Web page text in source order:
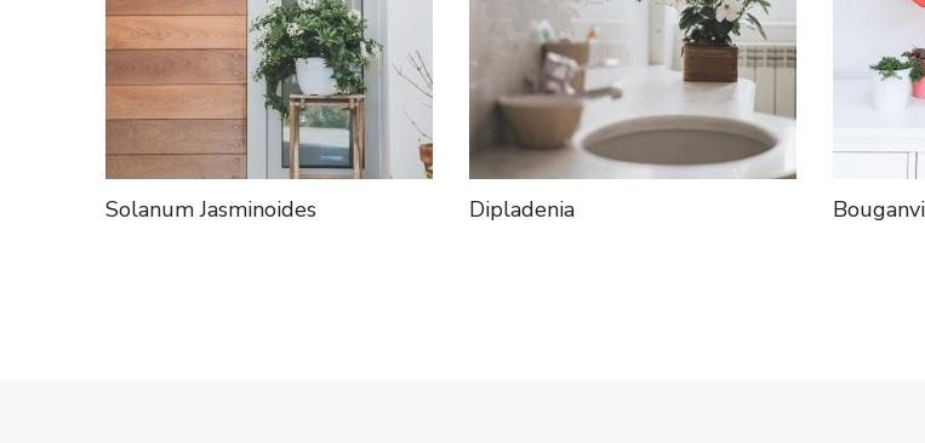
Solanum Jasminoides Dipladenia